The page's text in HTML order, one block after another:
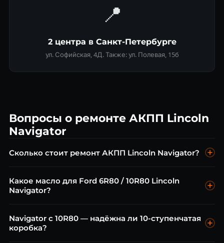
📍
2 центра в Санкт-Петербурге
ул. Софийская, 4Д. Также: ул. Полевая, 15б
Вопросы о ремонте АКПП Lincoln
Navigator
Сколько стоит ремонт АКПП Lincoln Navigator?
10R80 от 7 000 ₽. Ремонт гидроблока от 12 000 ₽.
Капремонт от 40 000 ₽.
Какое масло для Ford 6R80 / 10R80 Lincoln
Navigator?
000 км. Нельзя смешивать — разные допуски.
Navigator с 10R80 — надёжна ли 10-ступенчатая
коробка?